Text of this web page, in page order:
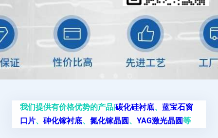
我们提供有价格优势的产品|碳化硅衬底、 蓝宝石窗
口片、 砷化镓衬底、 氮化镓晶圆、 YAG激光晶圆等